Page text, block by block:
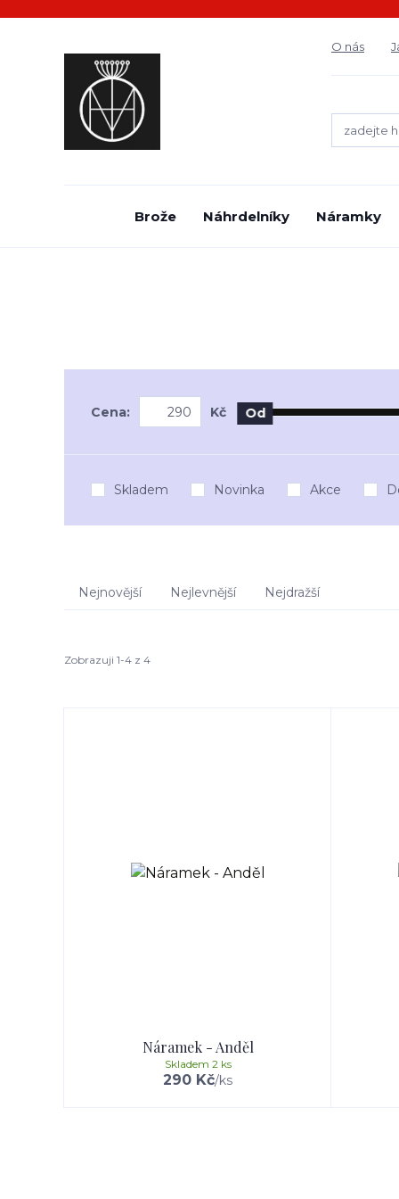
O nás
Brože Náhrdelníky Náramky
Cena: Kč Od
Skladem Novinka Akce
Nejnovější Nejlevnější Nejdražší
Zobrazuji 1-4 z 4
Náramek - Anděl
290 Kč/ks
Skladem 2 ks